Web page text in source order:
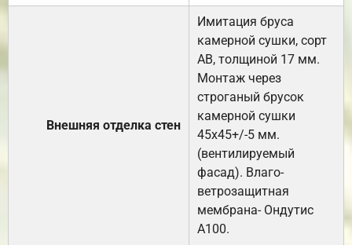
Внешняя отделка стен
Имитация бруса
камерной сушки, сорт
АВ, толщиной 17 мм.
Монтаж через
строганый брусок
камерной сушки
45х45+/-5 мм.
(вентилируемый
фасад). Влаго-
ветрозащитная
мембрана- Ондутис
А100.